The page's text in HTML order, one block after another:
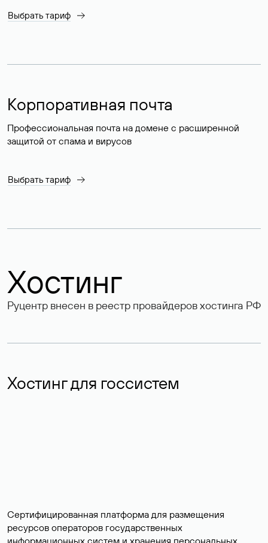
Выбрать тариф
Корпоративная почта
Профессиональная почта на домене с расширенной
защитой от спама и вирусов
Выбрать тариф
Хостинг
Руцентр внесен в реестр провайдеров хостинга РФ
Хостинг для госсистем
Сертифицированная платформа для размещения
ресурсов операторов государственных
информационных систем и хранения персональных